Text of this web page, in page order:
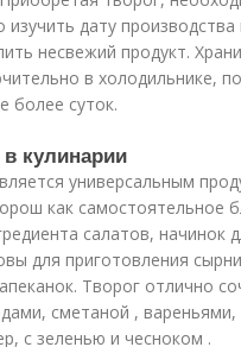
изучить дату производства
несвежий продукт.
в холодильнике,
более суток.
в кулинарии
универсальным
как самостоятельное
салатов, начинок
для приготовления
Творог отлично
сметаной ,
с зеленью и чесноком .